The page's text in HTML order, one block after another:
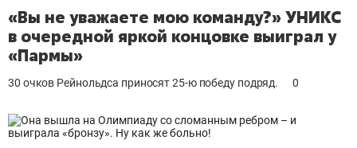
«Вы не уважаете мою команду?» УНИКС
в очередной яркой концовке выиграл у
«Пармы»
30 очков Рейнольдса приносят 25-ю победу подряд. 0